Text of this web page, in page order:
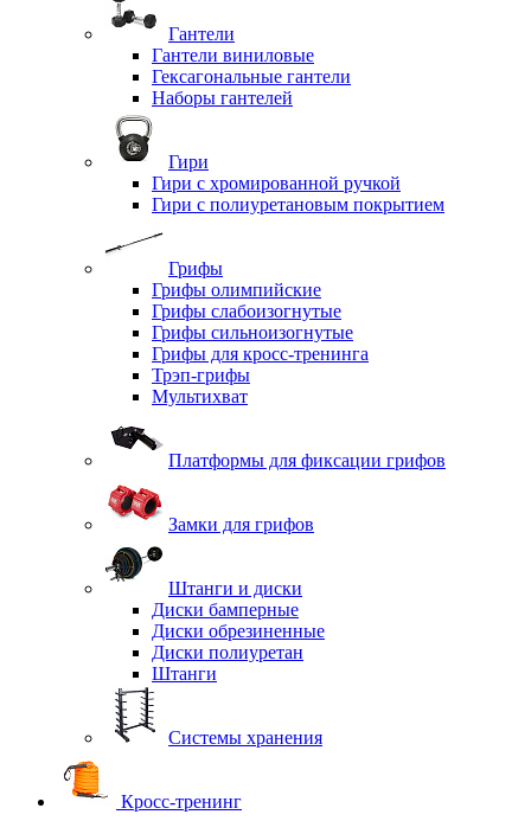
Гантели
Гантели виниловые
Гексагональные гантели
Наборы гантелей
Гири
Гири с хромированной ручкой
Гири с полиуретановым покрытием
Грифы
Грифы олимпийские
Грифы слабоизогнутые
Грифы сильноизогнутые
Грифы для кросс-тренинга
Трэп-грифы
Мультихват
Платформы для фиксации грифов
Замки для грифов
Штанги и диски
Диски бамперные
Диски обрезиненные
Диски полиуретан
Штанги
Системы хранения
Кросс-тренинг